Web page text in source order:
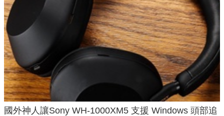
國外神人讓Sony WH-1000XM5 支援 Windows 頭部追